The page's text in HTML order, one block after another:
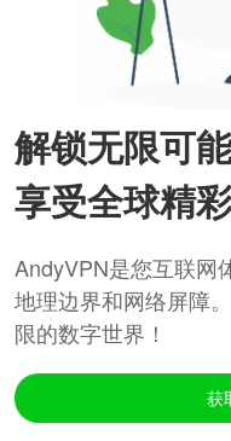
解锁无限可能
享受全球精彩
AndyVPN是您互联网
地理边界和网络屏障
限的数字世界！
获